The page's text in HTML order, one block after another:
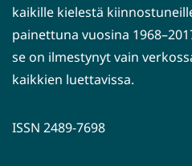
kaikille kielestä
painettuna vuosina
se on ilmestynyt vain
kaikkien luettavissa.
ISSN 2489-7698